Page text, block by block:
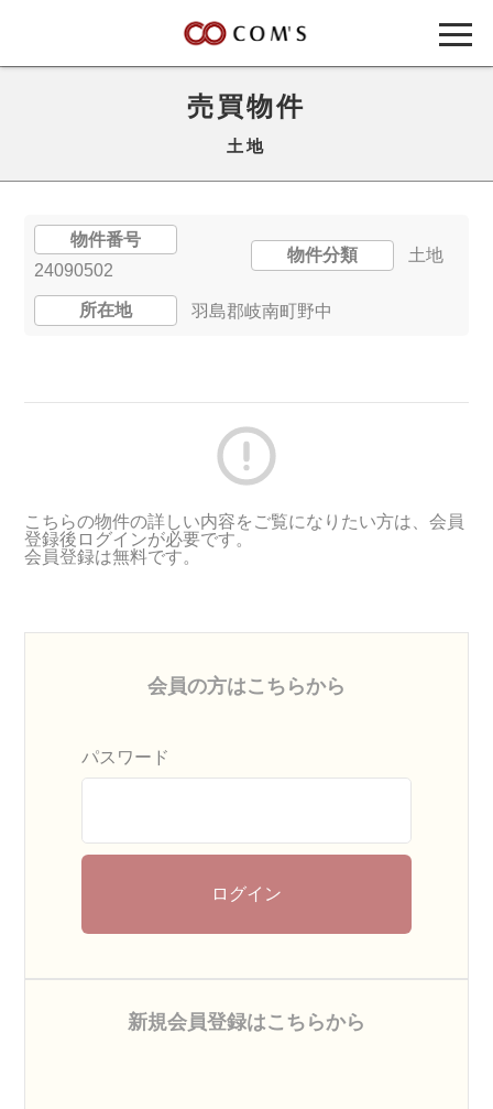
売買物件
土地
物件番号
24090502
物件分類 土地
所在地 羽島郡岐南町野中
こちらの物件の詳しい内容をご覧になりたい方は、会員
登録後ログインが必要です。
会員登録は無料です。
会員の方はこちらから
パスワード
ログイン
新規会員登録はこちらから